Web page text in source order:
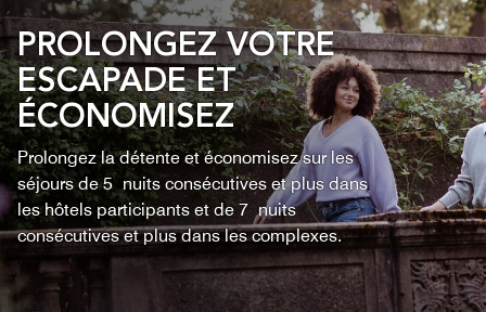
PROLONGEZ VOTRE
ESCAPADE ET
ÉCONOMISEZ
Prolongez la détente et économisez sur les
séjours de 5 nuits consécutives et plus dans
les hôtels participants et de 7 nuits
consécutives et plus dans les complexes.